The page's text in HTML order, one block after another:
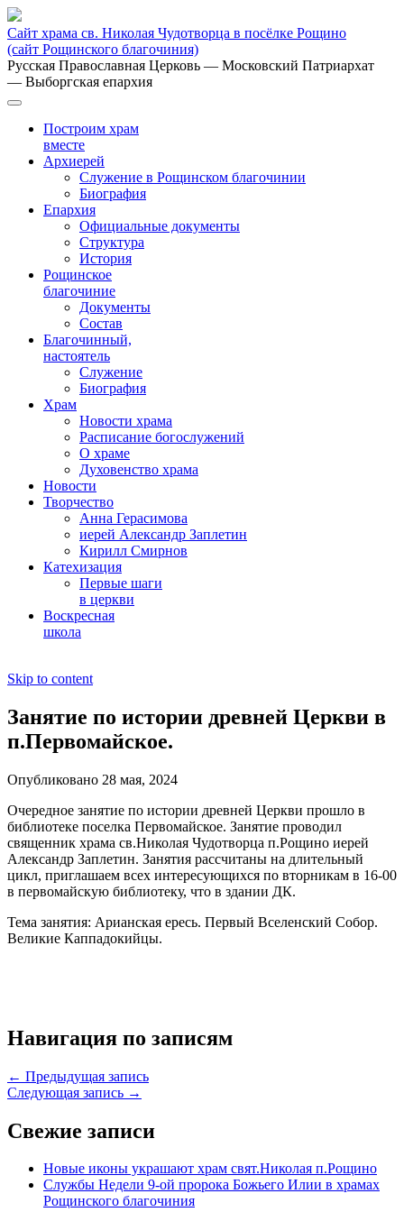
Сайт храма св. Николая Чудотворца в посёлке Рощино
(сайт Рощинского благочиния)
Русская Православная Церковь — Московский Патриархат
— Выборгская епархия
Построим храм
вместе
Архиерей
Служение в Рощинском благочинии
Биография
Епархия
Официальные документы
Структура
История
Рощинское
благочиние
Документы
Состав
Благочинный,
настоятель
Служение
Биография
Храм
Новости храма
Расписание богослужений
О храме
Духовенство храма
Новости
Творчество
Анна Герасимова
иерей Александр Заплетин
Кирилл Смирнов
Катехизация
Первые шаги
в церкви
Воскресная
школа
Skip to content
Занятие по истории древней Церкви в
п.Первомайское.
Опубликовано 28 мая, 2024
Очередное занятие по истории древней Церкви прошло в
библиотеке поселка Первомайское. Занятие проводил
священник храма св.Николая Чудотворца п.Рощино иерей
Александр Заплетин. Занятия рассчитаны на длительный
цикл, приглашаем всех интересующихся по вторникам в 16-00
в первомайскую библиотеку, что в здании ДК.
Тема занятия: Арианская ересь. Первый Вселенский Собор.
Великие Каппадокийцы.
Навигация по записям
← Предыдущая запись
Следующая запись →
Свежие записи
Новые иконы украшают храм свят.Николая п.Рощино
Службы Недели 9-ой пророка Божьего Илии в храмах
Рощинского благочиния